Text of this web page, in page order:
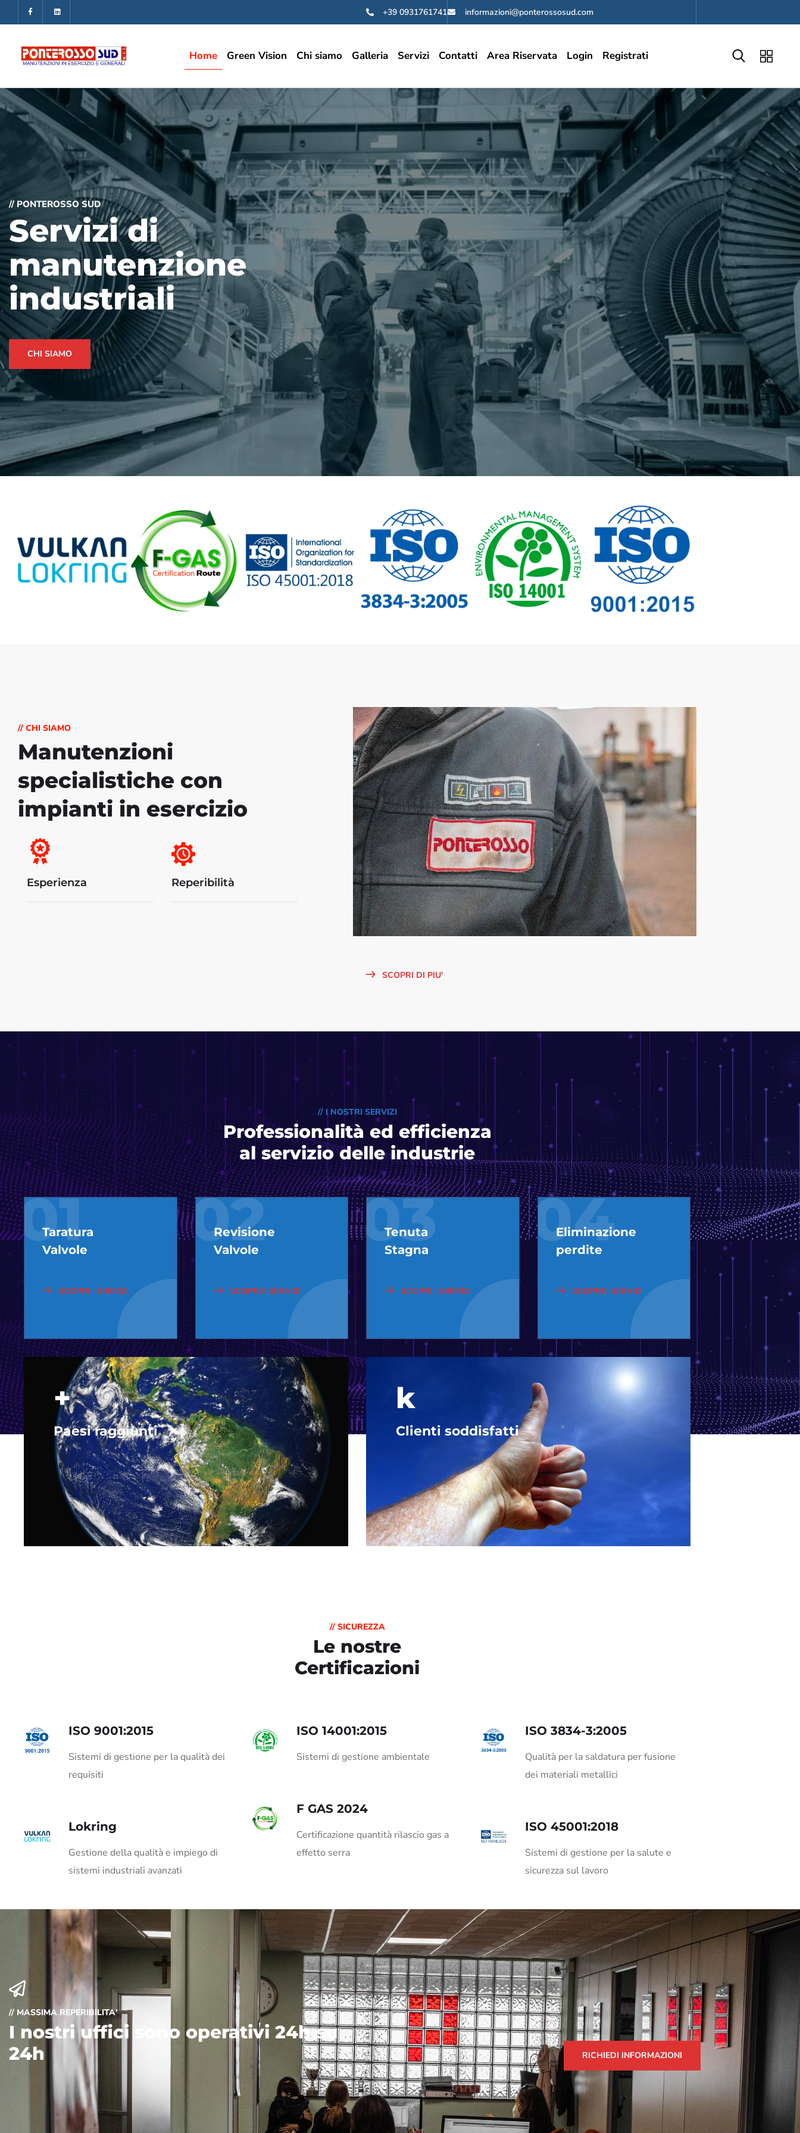
+39 0931761741 informazioni@ponterossosud.com
Home Green Vision Chi siamo Galleria Servizi Contatti Area Riservata Login Registrati
// PONTEROSSO SUD
Servizi di
manutenzione
industriali
CHI SIAMO
// CHI SIAMO
Manutenzioni
specialistiche con
impianti in esercizio
Esperienza Reperibilità
SCOPRI DI PIU'
// I NOSTRI SERVIZI
Professionalità ed efficienza
al servizio delle industrie
01
Taratura
Valvole
SCOPRI I SERVIZI
02
Revisione
Valvole
SCOPRI I SERVIZI
03
Tenuta
Stagna
SCOPRI I SERVIZI
04
Eliminazione
perdite
SCOPRI I SERVIZI
+
Paesi raggiunti
k
Clienti soddisfatti
// SICUREZZA
Le nostre
Certificazioni
ISO 9001:2015
Sistemi di gestione per la qualità dei
requisiti
Lokring
Gestione della qualità e impiego di
sistemi industriali avanzati
ISO 14001:2015
Sistemi di gestione ambientale
F GAS 2024
Certificazione quantità rilascio gas a
effetto serra
ISO 3834-3:2005
Qualità per la saldatura per fusione
dei materiali metallici
ISO 45001:2018
Sistemi di gestione per la salute e
sicurezza sul lavoro
// MASSIMA REPERIBILITA'
I nostri uffici sono operativi 24h su
24h
RICHIEDI INFORMAZIONI